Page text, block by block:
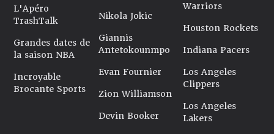
L'Apéro
TrashTalk
Grandes dates de
la saison NBA
Incroyable
Brocante Sports
Nikola Jokic
Giannis
Antetokounmpo
Evan Fournier
Zion Williamson
Devin Booker
Warriors
Houston Rockets
Indiana Pacers
Los Angeles
Clippers
Los Angeles
Lakers